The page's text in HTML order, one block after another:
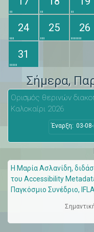
24 25 26
31
Σήμερα,
Ορισμός θερινών
Καλοκαίρι 2026
Έναρξη: 03-
Η Μαρία Ασλανίδη,
του Accessibility
Παγκόσμιο Συνέδριο,